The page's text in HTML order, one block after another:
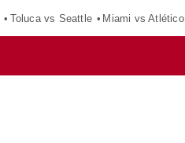
Toluca vs Seattle Miami vs Atlético